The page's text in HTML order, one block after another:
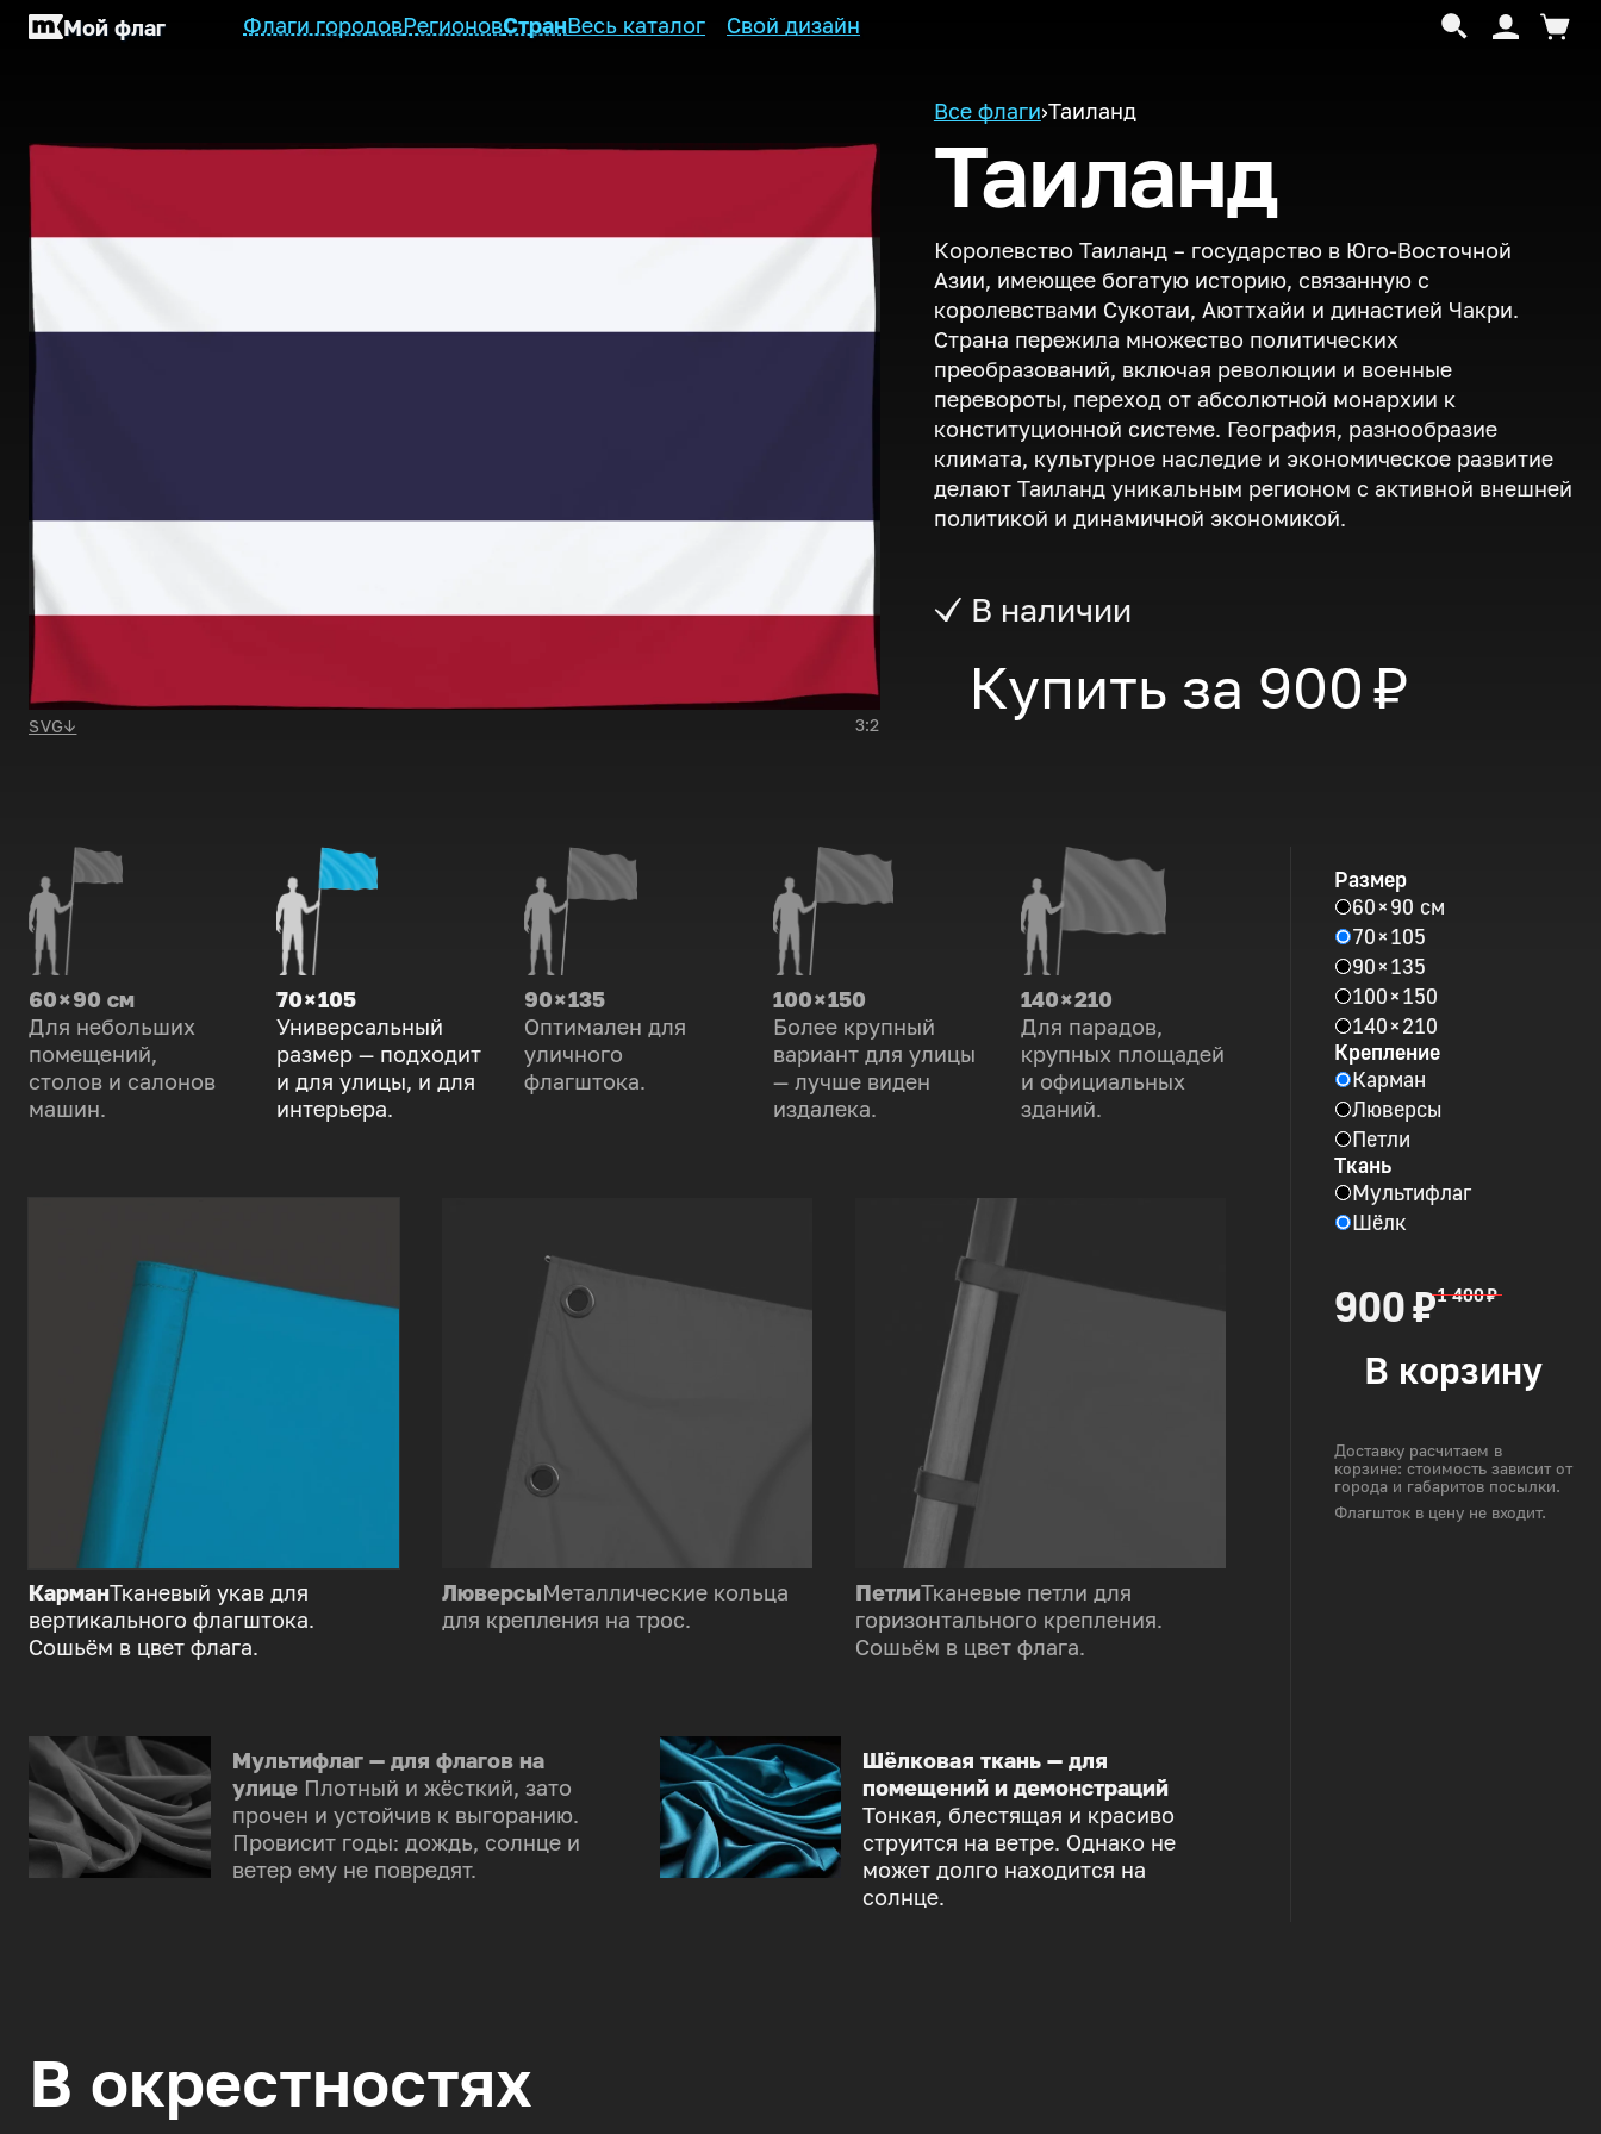
Мой флаг Флаги городовРегионовСтранВесь каталог Свой дизайн
Все флаги›Таиланд
SVG↓ 3:2
Таиланд
Королевство Таиланд – государство в Юго-Восточной
Азии, имеющее богатую историю, связанную с
королевствами Сукотаи, Аюттхайи и династией Чакри.
Страна пережила множество политических
преобразований, включая революции и военные
перевороты, переход от абсолютной монархии к
конституционной системе. География, разнообразие
климата, культурное наследие и экономическое развитие
делают Таиланд уникальным регионом с активной внешней
политикой и динамичной экономикой.
В наличии
Купить за 900 ₽
60 × 90 см
Для небольших
помещений,
столов и салонов
машин.
70 × 105
Универсальный
размер — подходит
и для улицы, и для
интерьера.
90 × 135
Оптимален для
уличного
флагштока.
100 × 150
Более крупный
вариант для улицы
— лучше виден
издалека.
140 × 210
Для парадов,
крупных площадей
и официальных
зданий.
КарманТканевый укав для
вертикального флагштока.
Сошьём в цвет флага.
ЛюверсыМеталлические кольца
для крепления на трос.
ПетлиТканевые петли для
горизонтального крепления.
Сошьём в цвет флага.
Мультифлаг — для флагов на
улицеПлотный и жёсткий, зато
прочен и устойчив к выгоранию.
Провисит годы: дождь, солнце и
ветер ему не повредят.
Шёлковая ткань — для
помещений и демонстраций
Тонкая, блестящая и красиво
струится на ветре. Однако не
может долго находится на
солнце.
Размер
60 × 90 см
70 × 105
90 × 135
100 × 150
140 × 210
Крепление
Карман
Люверсы
Петли
Ткань
Мультифлаг
Шёлк
900 ₽1 400 ₽
В корзину
Доставку расчитаем в
корзине: стоимость зависит от
города и габаритов посылки.
Флагшток в цену не входит.
В окрестностях